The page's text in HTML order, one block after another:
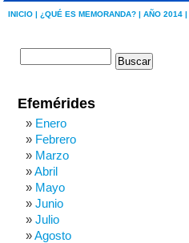
INICIO | ¿QUÉ ES MEMORANDA? | AÑO 2014 |
Efemérides
Enero
Febrero
Marzo
Abril
Mayo
Junio
Julio
Agosto